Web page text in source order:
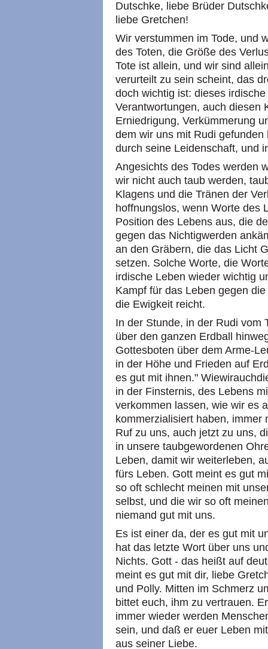
Dutschke, liebe Brüder
liebe Gretchen!
Wir verstummen im Tode, und
des Toten, die Größe des
Tote ist allein, und wir sind
verurteilt zu sein scheint, das
doch wichtig ist: dieses
Verantwortungen, auch diesen
Erniedrigung, Verkümmerung
dem wir uns mit Rudi
durch seine Leidenschaft, und
Angesichts des Todes werden
wir nicht auch taub werden,
Klagens und die Tränen der
hoffnungslos, wenn Worte des
Position des Lebens aus, die
gegen das Nichtigwerden
an den Gräbern, die das Licht
setzen. Solche Worte, die
irdische Leben wieder wichtig
Kampf für das Leben gegen
die Ewigkeit reicht.
In der Stunde, in der Rudi vom
über den ganzen Erdball
Gottesboten über dem Arme-
in der Höhe und Frieden auf
es gut mit ihnen."
in der Finsternis, des Lebens
verkommen lassen, wie wir es
kommerzialisiert haben,
Ruf zu uns, auch jetzt zu uns,
in unsere taubgewordenen
Leben, damit wir weiterleben,
fürs Leben. Gott meint es gut
so oft schlecht meinen mit
selbst, und die wir so oft
niemand gut mit uns.
Es ist einer da, der es gut mit
hat das letzte Wort über uns
Nichts. Gott - das heißt auf
meint es gut mit dir, liebe
und Polly. Mitten im Schmerz
bittet euch, ihm zu vertrauen.
immer wieder werden
sein, und daß er euer Leben
aus seiner Liebe.